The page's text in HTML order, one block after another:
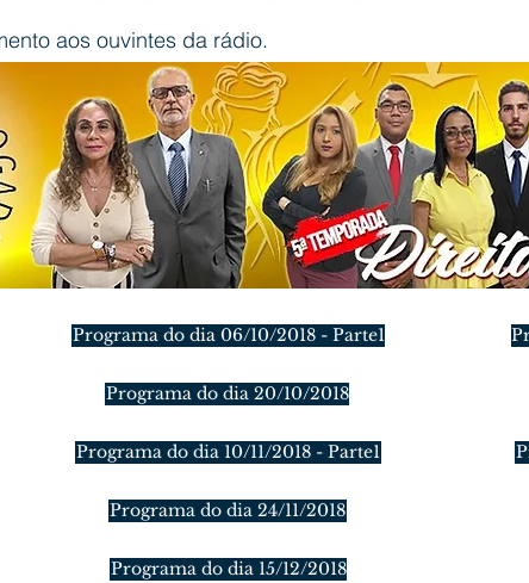
aos ouvintes da rádio.
Programa do dia 06/10/2018 - Parte1
Programa do dia 20/10/2018
Programa do dia 10/11/2018 - Parte1
Programa do dia 24/11/2018
Programa do dia 15/12/2018